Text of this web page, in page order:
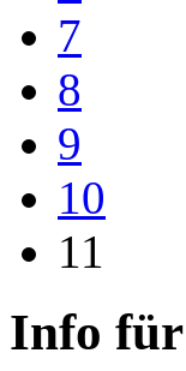
7
8
9
10
11
Info für